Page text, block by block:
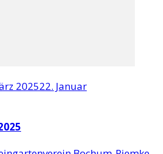
202522. Januar